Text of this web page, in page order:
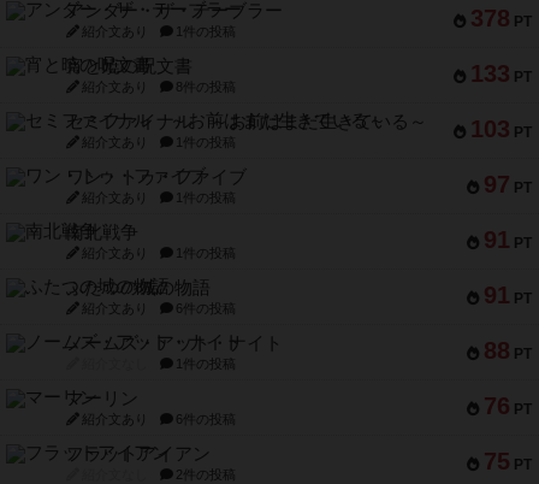
378 PT
アンダー・ザ・テーブラー
紹介文あり 1件の投稿
133 PT
宵と暁の呪文書
紹介文あり 8件の投稿
103 PT
セミファイナル ～お前はまだ生きている～
紹介文あり 1件の投稿
97 PT
ワン・トゥ・ファイブ
紹介文あり 1件の投稿
91 PT
南北戦争
紹介文あり 1件の投稿
91 PT
ふたつの城の物語
紹介文あり 6件の投稿
88 PT
ノームズ・アット・ナイト
1件の投稿
76 PT
マーリン
紹介文あり 6件の投稿
75 PT
フラットアイアン
2件の投稿